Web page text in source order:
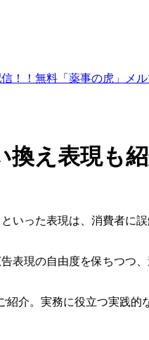
換え表現も
いった表現は、消費者に
表現の自由度を保ちつつ
介。実務に役立つ実践的